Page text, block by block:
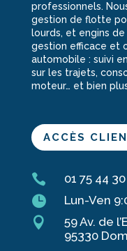
professionnels.
gestion de flotte
lourds, et engins
gestion efficace et
automobile : suivi
sur les trajets,
moteur… et bien
ACCÈS
 01 75 44
 Lun-Ven

59 Av. de
95330